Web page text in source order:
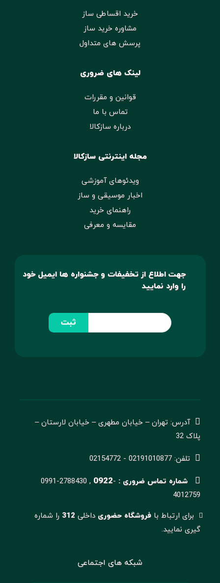
خرید اقساطی ساز
مشاوره خرید ساز
پرسش های متداول
لینک های ضروری
قوانین و مقررات
تماس با ما
درباره سازکالا
مجله اینترنتی سازکالا
ویدئوهای آموزشی
اخبار موسیقی و ساز
راهنمای خرید
مقایسه و معرفی
جهت اطلاع از تخفیفات و جشنواره ها ایمیل خود
را وارد نمایید
ثبت
آدرس: تهران – خیابان مطهری – خیابان لارستان –
پلاک 32
تلفن: 02191010877 - 02154772
شماره تماس ضروری : 0991-2788430 , 0922-
4012759
برای ارتباط با فروشگاه حضوریداخلی 312 را شماره
گیری نمایید.
شبکه های اجتماعی